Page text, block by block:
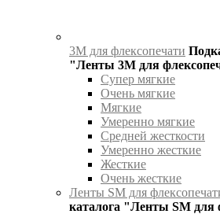
3М для флексопечати
"Ленты 3М для
Супер мягкие
Очень мягкие
Мягкие
Умеренно мягкие
Средней жесткости
Умеренно жесткие
Жесткие
Очень жесткие
Ленты SM для
каталога "Ленты SM для